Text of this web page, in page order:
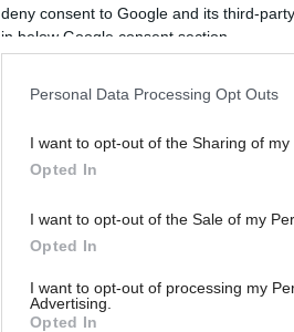
deny consent to Google and its third-
in below Google consent section.
Personal Data Processing Opt Outs
I want to opt-out of the Sharing of my
Opted In
I want to opt-out of the Sale of my
Opted In
I want to opt-out of processing my
Advertising.
Opted In